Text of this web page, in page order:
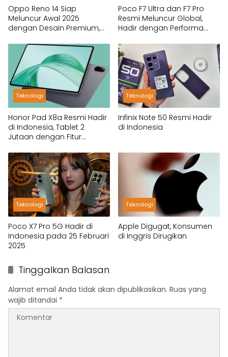
Oppo Reno 14 Siap
Meluncur Awal 2025
dengan Desain Premium,
Tetap Ramah
Poco F7 Ultra dan F7 Pro
Resmi Meluncur Global,
Hadir dengan Performa
Teknologi
Honor Pad X8a Resmi Hadir
di Indonesia, Tablet 2
Jutaan dengan Fitur
Teknologi
Infinix Note 50 Resmi Hadir
di Indonesia
Teknologi
Poco X7 Pro 5G Hadir di
Indonesia pada 25 Februari
2025
Teknologi
Apple Digugat, Konsumen
di Inggris Dirugikan
Tinggalkan Balasan
Alamat email Anda tidak akan dipublikasikan. Ruas yang
wajib ditandai *